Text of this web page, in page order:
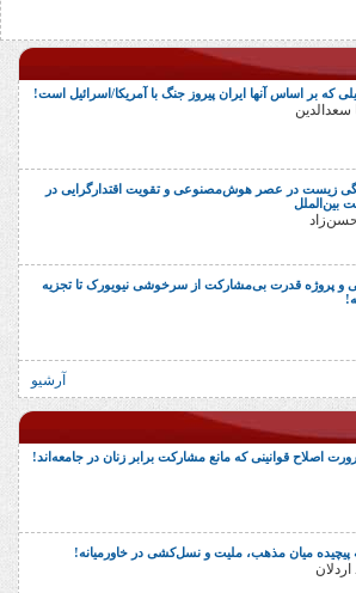
سعدالدین
زیست در عصر هوش‌مصنوعی و تقویت اقتدارگرایی در
بین‌الملل
حسن‌زاد
و پروژه قدرت بی‌مشارکت از سرخوشی نیویورک تا تجزیه
آرشیو
اصلاح قوانینی که مانع مشارکت برابر زنان در جامعه‌اند!
پیچیده میان مذهب، ملیت و نسل‌کشی در خاورمیانه!
اردلان